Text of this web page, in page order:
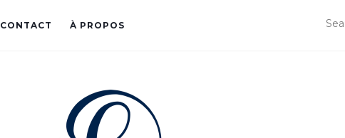
CONTACT À PROPOS